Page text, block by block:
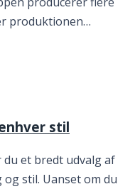
produktionen…
stil
et bredt udvalg af
stil. Uanset om du